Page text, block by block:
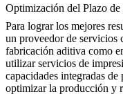
Optimización del Plazo
Para lograr los mejores
un proveedor de servicios
fabricación aditiva como
utilizar servicios de
capacidades integradas
optimizar la producción y